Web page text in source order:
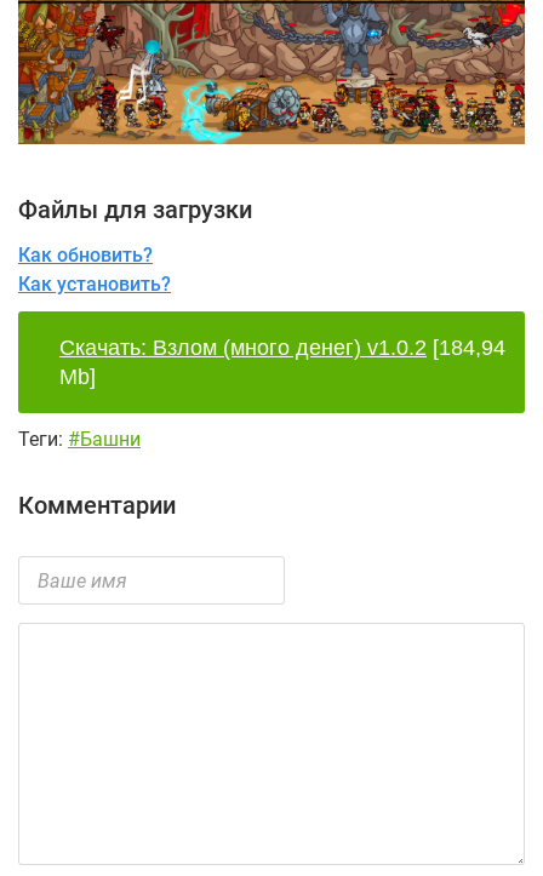
Файлы для загрузки
Как обновить?
Как установить?
Скачать: Взлом (много денег) v1.0.2 [184,94
Mb]
Теги: #Башни
Комментарии